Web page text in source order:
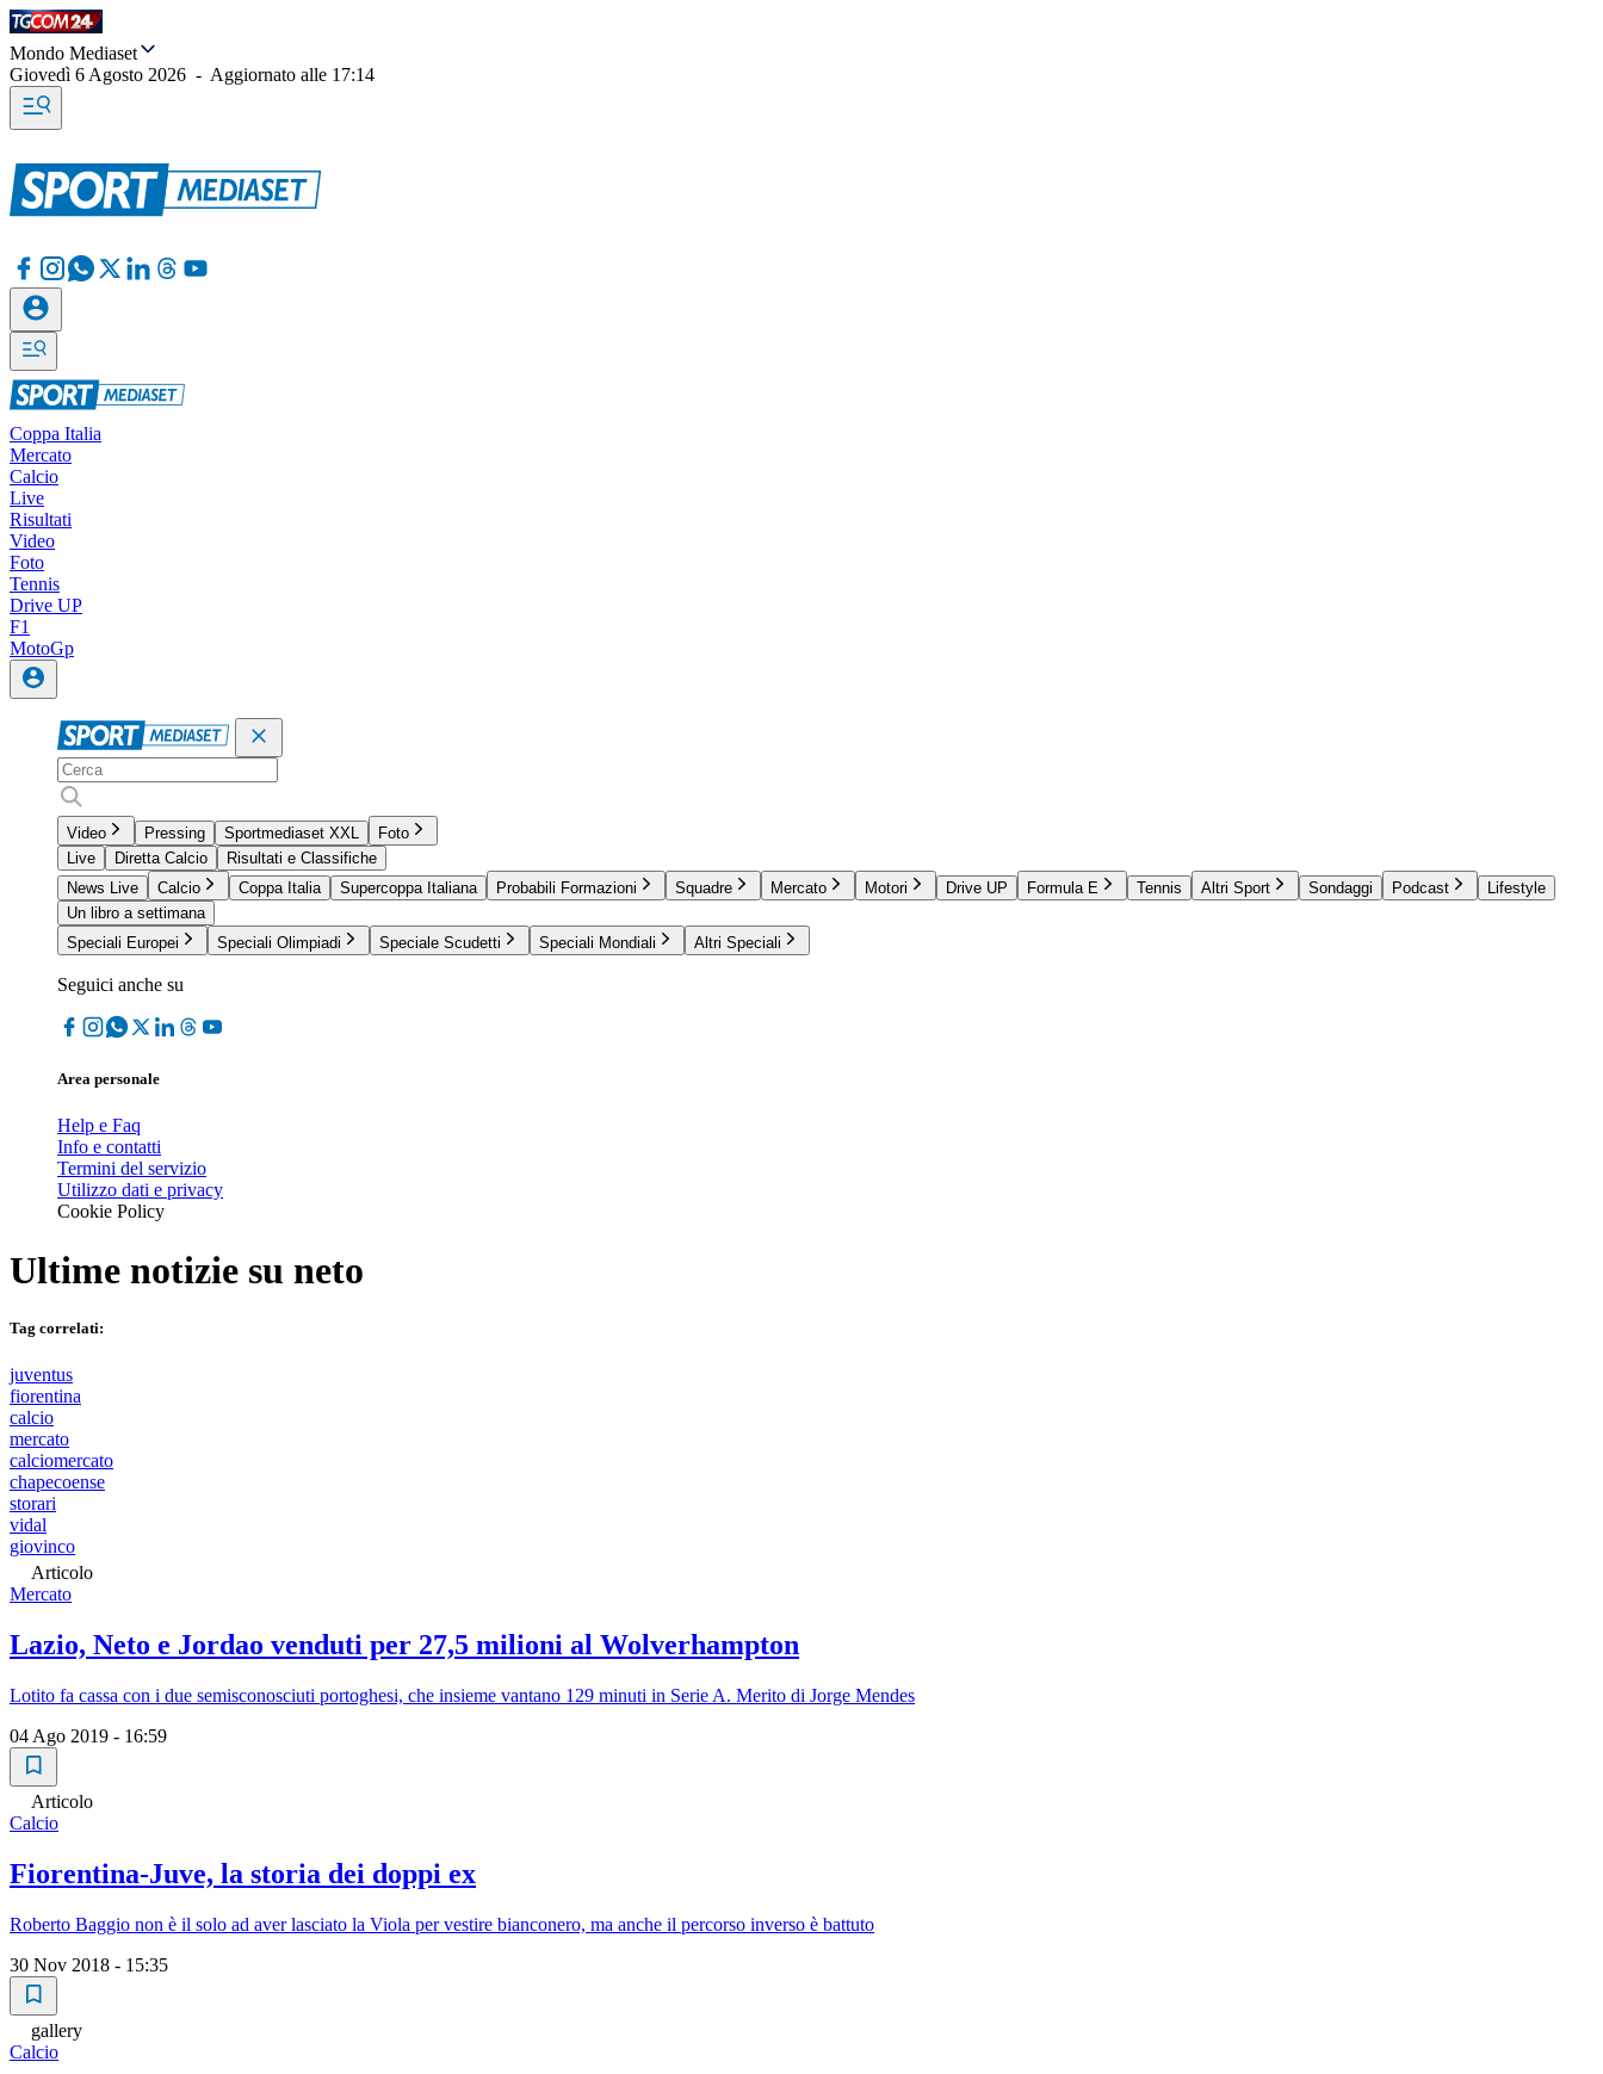
Mondo Mediaset
Giovedì 6 Agosto 2026 - Aggiornato alle 17:14
Coppa Italia
Mercato
Calcio
Live
Risultati
Video
Foto
Tennis
Drive UP
F1
MotoGp
Video Pressing Sportmediaset XXL
Foto
Live
Diretta Calcio
Risultati e Classifiche
News Live
Calcio Coppa Italia Supercoppa Italiana Probabili Formazioni Squadre Mercato Motori Drive UP Formula E Tennis Altri Sport Sondaggi Podcast
Lifestyle
Un libro a settimana
Speciali Europei
Speciali Olimpiadi Speciale Scudetti Speciali Mondiali Altri Speciali
Seguici anche su
Area personale
Help e Faq
Info e contatti
Termini del servizio
Utilizzo dati e privacy
Cookie Policy
Ultime notizie su neto
Tag correlati:
juventus
fiorentina
calcio
mercato
calciomercato
chapecoense
storari
vidal
giovinco
Articolo
Mercato
Lazio, Neto e Jordao venduti per 27,5 milioni al Wolverhampton
Lotito fa cassa con i due semisconosciuti portoghesi, che insieme vantano 129 minuti in Serie A. Merito di Jorge Mendes
04 Ago 2019 - 16:59
Articolo
Calcio
Fiorentina-Juve, la storia dei doppi ex
Roberto Baggio non è il solo ad aver lasciato la Viola per vestire bianconero, ma anche il percorso inverso è battuto
30 Nov 2018 - 15:35
gallery
Calcio